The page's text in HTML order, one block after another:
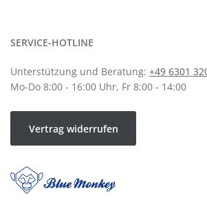
SERVICE-HOTLINE
Unterstützung und Beratung: +49 6301
Mo-Do 8:00 - 16:00 Uhr, Fr 8:00 - 14:00
Vertrag widerrufen